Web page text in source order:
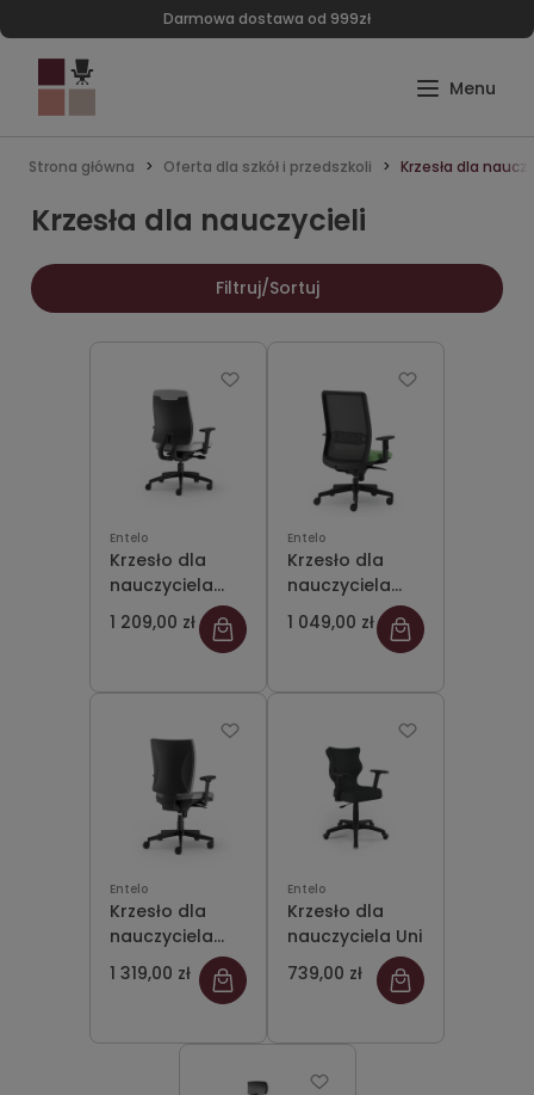
Darmowa dostawa od 999zł
Strona główna Oferta dla szkół i przedszkoli Krzesła dla
Krzesła dla nauczycieli
Filtruj/Sortuj
Entelo
Krzesło dla
nauczyciela
Absolute
1 209,00 zł
Entelo
Krzesło dla
nauczyciela
Evos
1 049,00 zł
Entelo
Krzesło dla
nauczyciela
Goblin
1 319,00 zł
Entelo
Krzesło dla
nauczyciela Uni
739,00 zł